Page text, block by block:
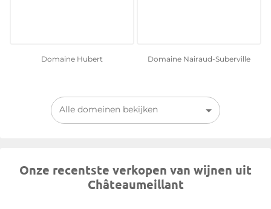
Domaine Hubert Domaine Nairaud-Suberville
Alle domeinen bekijken
Onze recentste verkopen van wijnen uit
Châteaumeillant